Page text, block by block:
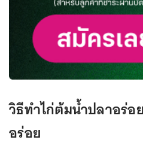
วิธีทำไก่ต้มน้ำปลาอร่อ
อร่อย